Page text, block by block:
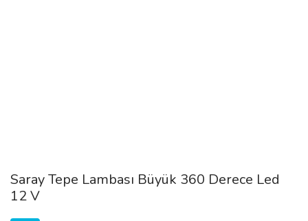
Saray Tepe Lambası Büyük 360 Derece Led
12 V